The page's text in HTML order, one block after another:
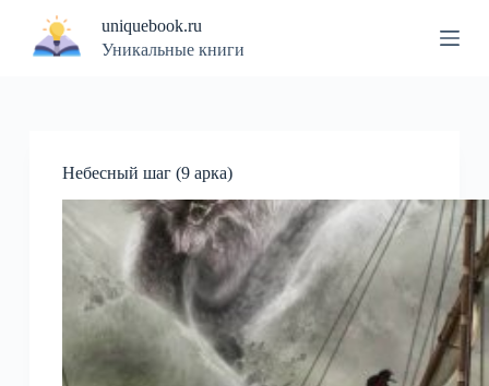
uniquebook.ru
Уникальные книги
Небесный шаг (9 арка)